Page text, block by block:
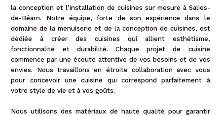
la conception et l’installation de cuisines sur mesure à Salies-
de-Béarn. Notre équipe, forte de son expérience dans le
domaine de la menuiserie et de la conception de cuisines, est
dédiée à créer des cuisines qui allient esthétisme,
fonctionnalité et durabilité. Chaque projet de cuisine
commence par une écoute attentive de vos besoins et de vos
envies. Nous travaillons en étroite collaboration avec vous
pour concevoir une cuisine qui correspond parfaitement à
votre style de vie et à vos goûts.
Nous utilisons des matériaux de haute qualité pour garantir